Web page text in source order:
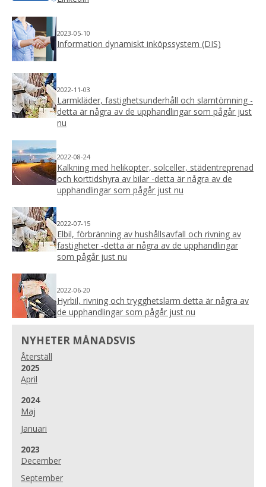
2023-05-10
Information dynamiskt inköpssystem (DIS)
2022-11-03
Larmkläder, fastighetsunderhåll och slamtömning -
detta är några av de upphandlingar som pågår just
nu
2022-08-24
Kalkning med helikopter, solceller, städentreprenad
och korttidshyra av bilar -detta är några av de
upphandlingar som pågår just nu
2022-07-15
Elbil, förbränning av hushållsavfall och rivning av
fastigheter -detta är några av de upphandlingar
som pågår just nu
2022-06-20
Hyrbil, rivning och trygghetslarm detta är några av
de upphandlingar som pågår just nu
NYHETER MÅNADSVIS
Återställ
År:
2025
April
År:
2024
Maj
Januari
År:
2023
December
September